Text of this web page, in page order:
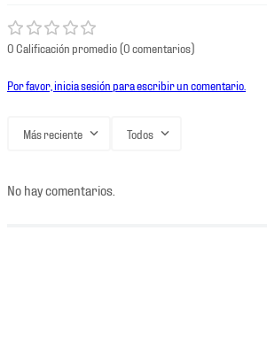
0 Calificación promedio(0 comentarios)
Por favor, inicia sesión para escribir un comentario.
Más reciente Todos
No hay comentarios.